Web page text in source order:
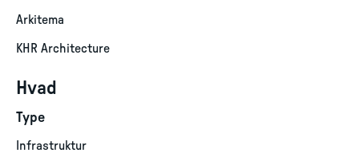
Arkitema
KHR Architecture
Hvad
Type
Infrastruktur